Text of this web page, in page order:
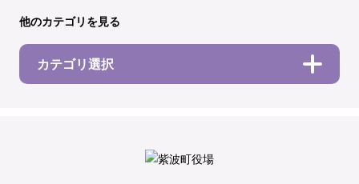
他のカテゴリを見る
カテゴリ選択